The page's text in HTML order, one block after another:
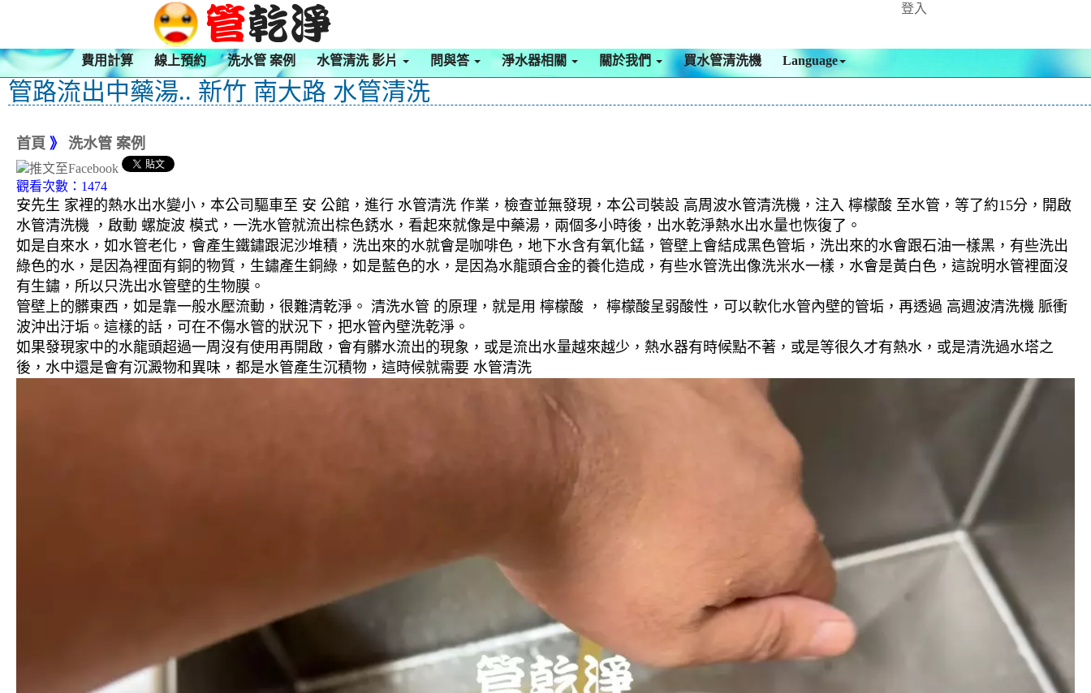
登入
費用計算 線上預約 洗水管 案例 水管清洗 影片 問與答 淨水器相關 關於我們 買水管清洗機 Language
管路流出中藥湯.. 新竹 南大路 水管清洗
首頁 》 洗水管 案例
觀看次數：1474
安先生 家裡的熱水出水變小，本公司驅車至 安 公館，進行 水管清洗 作業，檢查並無發現，本公司裝設 高周波水管清洗機，注入 檸檬酸 至水管，等了約15分，開啟
水管清洗機 ，啟動 螺旋波 模式，一洗水管就流出棕色銹水，看起來就像是中藥湯，兩個多小時後，出水乾淨熱水出水量也恢復了。
如是自來水，如水管老化，會產生鐵鏽跟泥沙堆積，洗出來的水就會是咖啡色，地下水含有氧化錳，管壁上會結成黑色管垢，洗出來的水會跟石油一樣黑，有些洗出
綠色的水，是因為裡面有銅的物質，生鏽產生銅綠，如是藍色的水，是因為水龍頭合金的養化造成，有些水管洗出像洗米水一樣，水會是黃白色，這說明水管裡面沒
有生鏽，所以只洗出水管壁的生物膜。
管壁上的髒東西，如是靠一般水壓流動，很難清乾淨。 清洗水管 的原理，就是用 檸檬酸 ， 檸檬酸呈弱酸性，可以軟化水管內壁的管垢，再透過 高週波清洗機 脈衝
波沖出汙垢。這樣的話，可在不傷水管的狀況下，把水管內壁洗乾淨。
如果發現家中的水龍頭超過一周沒有使用再開啟，會有髒水流出的現象，或是流出水量越來越少，熱水器有時候點不著，或是等很久才有熱水，或是清洗過水塔之
後，水中還是會有沉澱物和異味，都是水管產生沉積物，這時候就需要 水管清洗